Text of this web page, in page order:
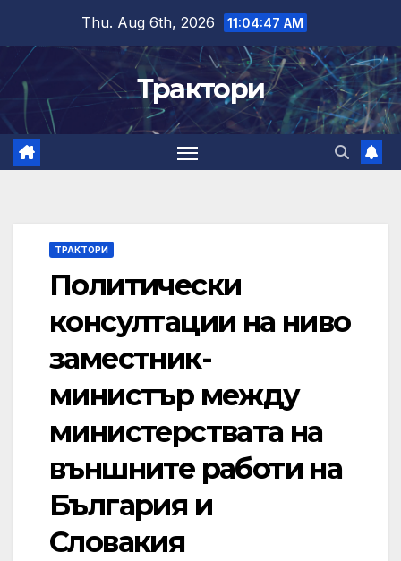
content
Thu. Aug 6th, 2026 11:04:48 AM
Трактори
ТРАКТОРИ
Политически
консултации на ниво
заместник-
министър между
министерствата на
външните работи на
България и
Словакия